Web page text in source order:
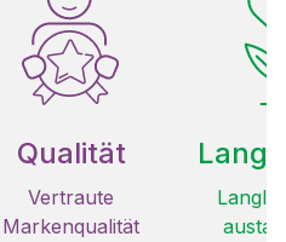
Qualität
Vertraute
Markenqualität